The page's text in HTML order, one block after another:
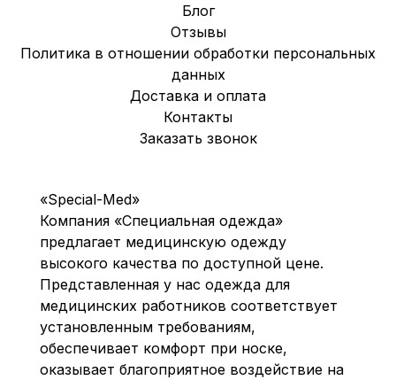
Блог
Отзывы
Политика в отношении обработки персональных
данных
Доставка и оплата
Контакты
Заказать звонок
«Special-Med»
Компания «Специальная одежда»
предлагает медицинскую одежду
высокого качества по доступной цене.
Представленная у нас одежда для
медицинских работников соответствует
установленным требованиям,
обеспечивает комфорт при носке,
оказывает благоприятное воздействие на